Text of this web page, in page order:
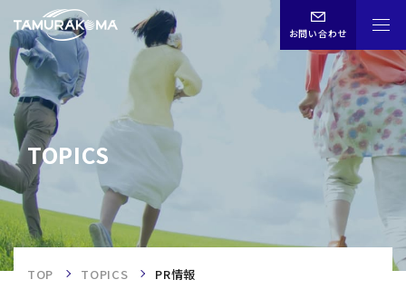
お問い合わせ
CHN
TOP
TOPICS
TOPICS
TOP TOPICS PR情報